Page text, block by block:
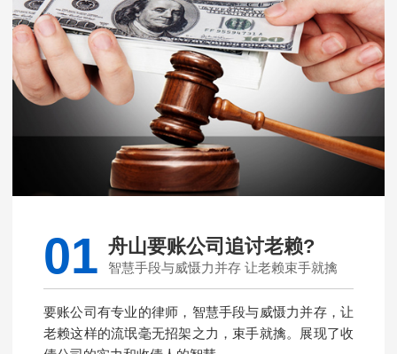
01 舟山要账公司追讨老赖?
智慧手段与威慑力并存 让老赖束手就擒
要账公司有专业的律师，智慧手段与威慑力并存，让
老赖这样的流氓毫无招架之力，束手就擒。展现了收